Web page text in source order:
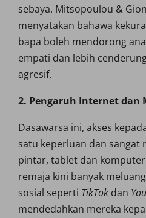
sebaya. Mitsopoulou &
menyatakan bahawa
bapa boleh mendorong
empati dan lebih
agresif.
2. Pengaruh Internet dan
Dasawarsa ini, akses
satu keperluan dan sangat
pintar, tablet dan
remaja kini banyak
sosial seperti TikTok dan
mendedahkan mereka